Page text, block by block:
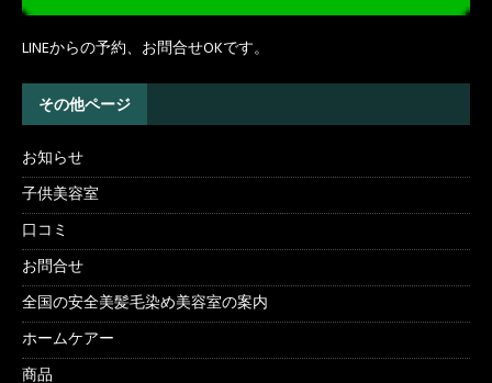
LINEからの予約、お問合せOKです。
その他ページ
お知らせ
子供美容室
口コミ
お問合せ
全国の安全美髪毛染め美容室の案内
ホームケアー
商品